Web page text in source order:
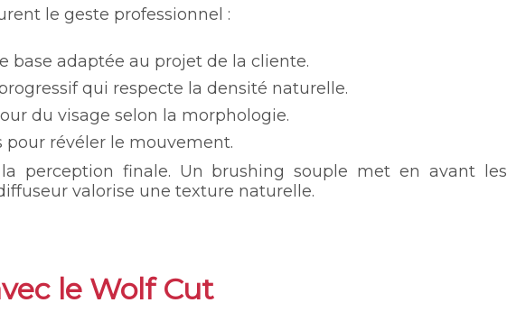
le geste professionnel :
base adaptée au projet de la cliente.
qui respecte la densité naturelle.
du visage selon la morphologie.
pour révéler le mouvement.
perception finale. Un brushing souple met en avant les
valorise une texture naturelle.
le Wolf Cut